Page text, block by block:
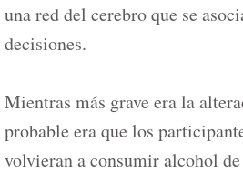
una red del cerebro que se
decisiones.
Mientras más grave era la
probable era que los
volvieran a consumir alcohol